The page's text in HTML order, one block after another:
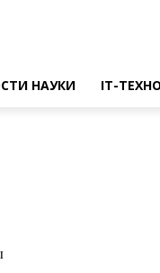
НАУКИ IT-